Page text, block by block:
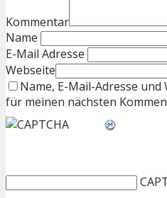
Kommentar
Name
E-Mail Adresse
Webseite
Name, E-Mail-Adresse
für meinen nächsten